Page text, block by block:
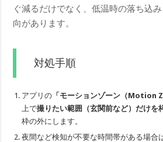
ぐ減るだけでなく、低温時の落ち込
向があります。
対処手順
アプリの 「モーションゾーン（Motion
上で撮りたい範囲（玄関前など）だけを
枠の外にします。
夜間など検知が不要な時間帯がある場合